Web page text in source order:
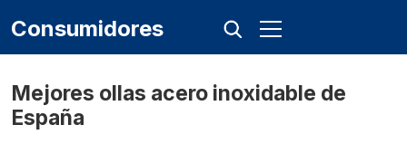
Consumidores
Mejores ollas acero inoxidable de
España